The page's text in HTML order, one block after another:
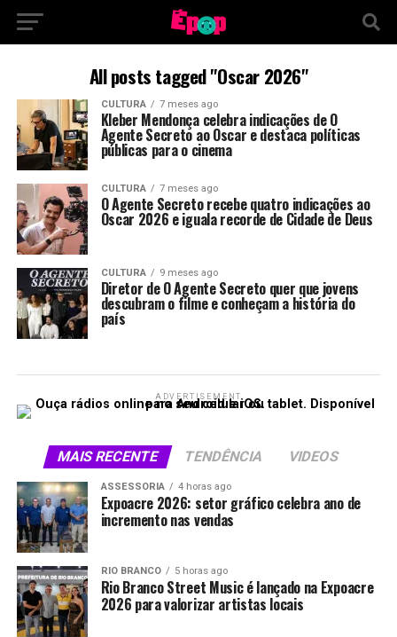
All posts tagged "Oscar 2026"
CULTURA 7 meses ago
Kleber Mendonça celebra indicações de O
Agente Secreto ao Oscar e destaca políticas
públicas para o cinema
CULTURA 7 meses ago
O Agente Secreto recebe quatro indicações ao
Oscar 2026 e iguala recorde de Cidade de Deus
CULTURA 9 meses ago
Diretor de O Agente Secreto quer que jovens
descubram o filme e conheçam a história do
país
ADVERTISEMENT
MAIS RECENTE TENDÊNCIA VIDEOS
ASSESSORIA 4 horas ago
Expoacre 2026: setor gráfico celebra ano de
incremento nas vendas
RIO BRANCO 5 horas ago
Rio Branco Street Music é lançado na Expoacre
2026 para valorizar artistas locais